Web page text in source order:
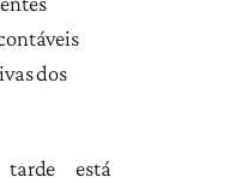
dos
está